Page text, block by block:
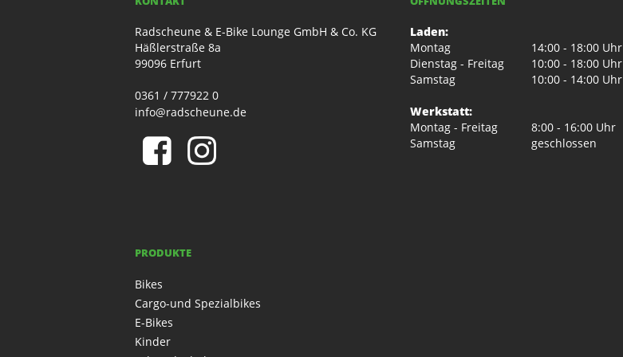
Radscheune & E-Bike Lounge GmbH & Co. KG
Häßlerstraße 8a
99096 Erfurt
0361 / 777922 0
info@radscheune.de
Laden:
Montag
14:00 - 18:00 Uhr
Dienstag - Freitag
10:00 - 18:00 Uhr
Samstag
10:00 - 14:00 Uhr
Werkstatt:
Montag - Freitag
8:00 - 16:00 Uhr
Samstag
geschlossen
PRODUKTE
Bikes
Cargo-und Spezialbikes
E-Bikes
Kinder